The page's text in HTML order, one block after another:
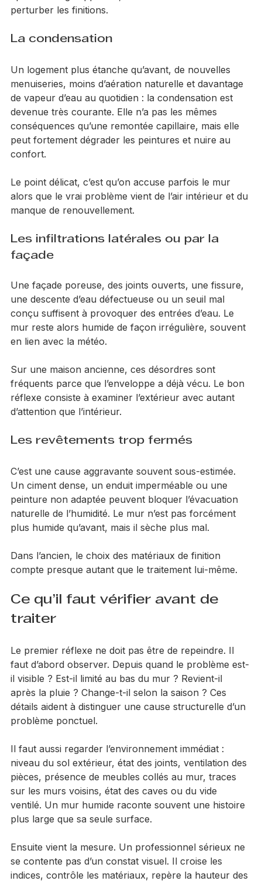
après séchage apparent, ces sels continuent à
Un logement plus étanche qu’avant, de nouvelles
menuiseries, moins d’aération naturelle et davantage
de vapeur d’eau au quotidien : la condensation est
devenue très courante. Elle n’a pas les mêmes
conséquences qu’une remontée capillaire, mais elle
peut fortement dégrader les peintures et nuire au
Le point délicat, c’est qu’on accuse parfois le mur
alors que le vrai problème vient de l’air intérieur et du
Les infiltrations latérales ou par la
Une façade poreuse, des joints ouverts, une fissure,
une descente d’eau défectueuse ou un seuil mal
conçu suffisent à provoquer des entrées d’eau. Le
mur reste alors humide de façon irrégulière, souvent
Sur une maison ancienne, ces désordres sont
fréquents parce que l’enveloppe a déjà vécu. Le bon
réflexe consiste à examiner l’extérieur avec autant
C’est une cause aggravante souvent sous-estimée.
Un ciment dense, un enduit imperméable ou une
peinture non adaptée peuvent bloquer l’évacuation
naturelle de l’humidité. Le mur n’est pas forcément
Dans l’ancien, le choix des matériaux de finition
Ce qu’il faut vérifier avant de
Le premier réflexe ne doit pas être de repeindre. Il
faut d’abord observer. Depuis quand le problème est-
il visible ? Est-il limité au bas du mur ? Revient-il
après la pluie ? Change-t-il selon la saison ? Ces
détails aident à distinguer une cause structurelle d’un
Il faut aussi regarder l’environnement immédiat :
niveau du sol extérieur, état des joints, ventilation des
pièces, présence de meubles collés au mur, traces
sur les murs voisins, état des caves ou du vide
ventilé. Un mur humide raconte souvent une histoire
Ensuite vient la mesure. Un professionnel sérieux ne
se contente pas d’un constat visuel. Il croise les